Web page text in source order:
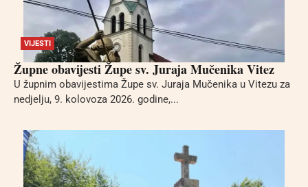
VIJESTI
Župne obavijesti Župe sv. Juraja Mučenika Vitez
U župnim obavijestima Župe sv. Juraja Mučenika u Vitezu za
nedjelju, 9. kolovoza 2026. godine,...